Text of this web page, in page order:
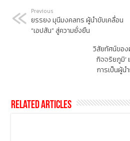
Previous
ยรรยง มุนีมงคลทร ผู้นำขับเคลื่อน
“เอปสัน” สู่ความยั่งยืน
วิสัยทัศน์ขอ
กิจจริยภูมิ’
การเป็นผู้น
Related Articles